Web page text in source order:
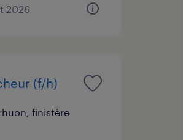
2026
(f/h)
finistère